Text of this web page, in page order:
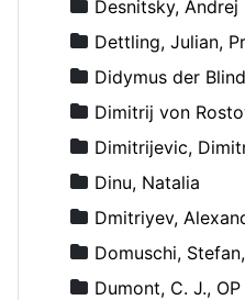
Desnitsky, Andrej
Dettling, Julian,
Didymus der
Dimitrij von
Dimitrijevic,
Dinu, Natalia
Dmitriyev,
Domuschi,
Dumont, C. J., OP